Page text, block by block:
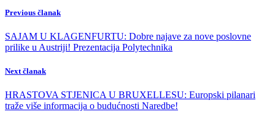
Previous članak
SAJAM U KLAGENFURTU: Dobre najave za nove poslovne
prilike u Austriji! Prezentacija Polytechnika
Next članak
HRASTOVA STJENICA U BRUXELLESU: Europski pilanari
traže više informacija o budućnosti Naredbe!